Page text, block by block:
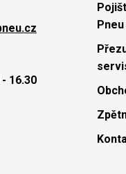
16.30